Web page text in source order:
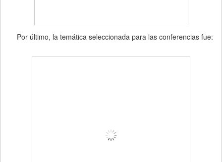
Por último, la temática seleccionada para las conferencias fue: